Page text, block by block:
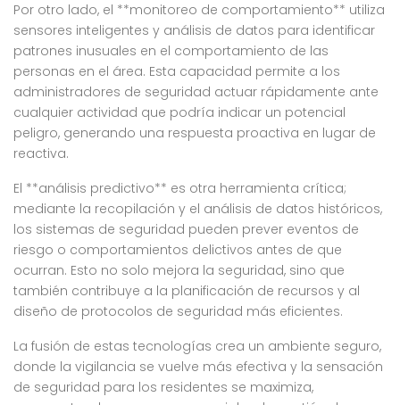
Por otro lado, el **monitoreo de comportamiento** utiliza
sensores inteligentes y análisis de datos para identificar
patrones inusuales en el comportamiento de las
personas en el área. Esta capacidad permite a los
administradores de seguridad actuar rápidamente ante
cualquier actividad que podría indicar un potencial
peligro, generando una respuesta proactiva en lugar de
reactiva.
El **análisis predictivo** es otra herramienta crítica;
mediante la recopilación y el análisis de datos históricos,
los sistemas de seguridad pueden prever eventos de
riesgo o comportamientos delictivos antes de que
ocurran. Esto no solo mejora la seguridad, sino que
también contribuye a la planificación de recursos y al
diseño de protocolos de seguridad más eficientes.
La fusión de estas tecnologías crea un ambiente seguro,
donde la vigilancia se vuelve más efectiva y la sensación
de seguridad para los residentes se maximiza,